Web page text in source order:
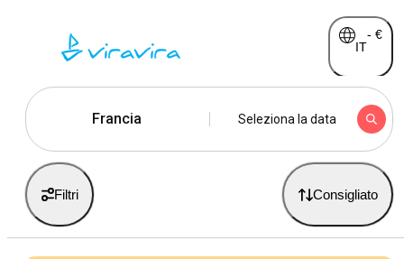
IT
- €
Francia Seleziona la data
Filtri Consigliato